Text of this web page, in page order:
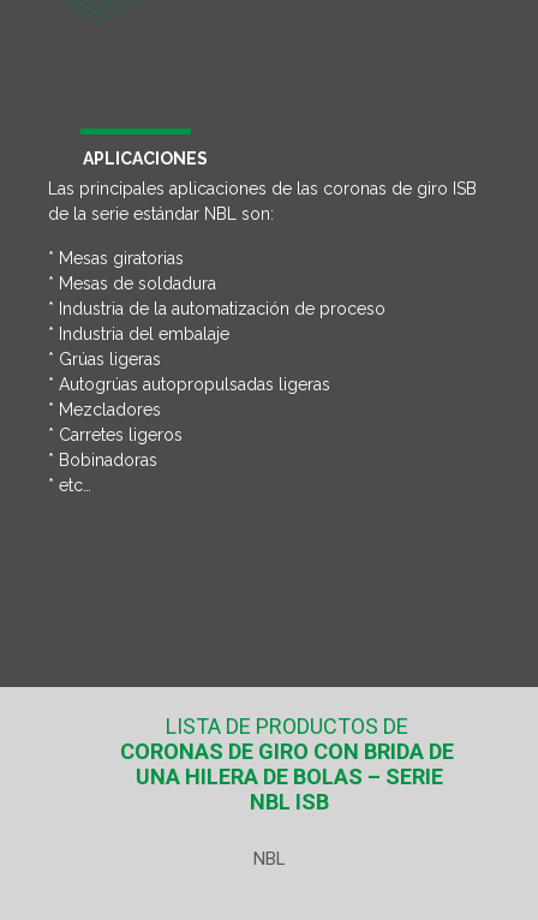
APLICACIONES
Las principales aplicaciones de las coronas de giro ISB
de la serie estándar NBL son:
* Mesas giratorias
* Mesas de soldadura
* Industria de la automatización de proceso
* Industria del embalaje
* Grúas ligeras
* Autogrúas autopropulsadas ligeras
* Mezcladores
* Carretes ligeros
* Bobinadoras
* etc…
LISTA DE PRODUCTOS DE
CORONAS DE GIRO CON BRIDA DE
UNA HILERA DE BOLAS – SERIE
NBL ISB
NBL